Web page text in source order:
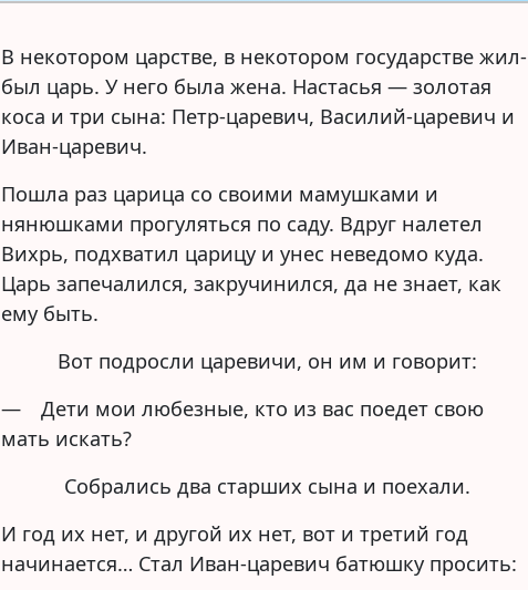
В некотором царстве, в некотором государстве жил-
был царь. У него была жена. Настасья — золотая
коса и три сына: Петр-царевич, Василий-царевич и
Иван-царевич.
Пошла раз царица со своими мамушками и
нянюшками прогуляться по саду. Вдруг налетел
Вихрь, подхватил царицу и унес неведомо куда.
Царь запечалился, закручинился, да не знает, как
ему быть.
Вот подросли царевичи, он им и говорит:
— Дети мои любезные, кто из вас поедет свою
мать искать?
Собрались два старших сына и поехали.
И год их нет, и другой их нет, вот и третий год
начинается… Стал Иван-царевич батюшку просить: